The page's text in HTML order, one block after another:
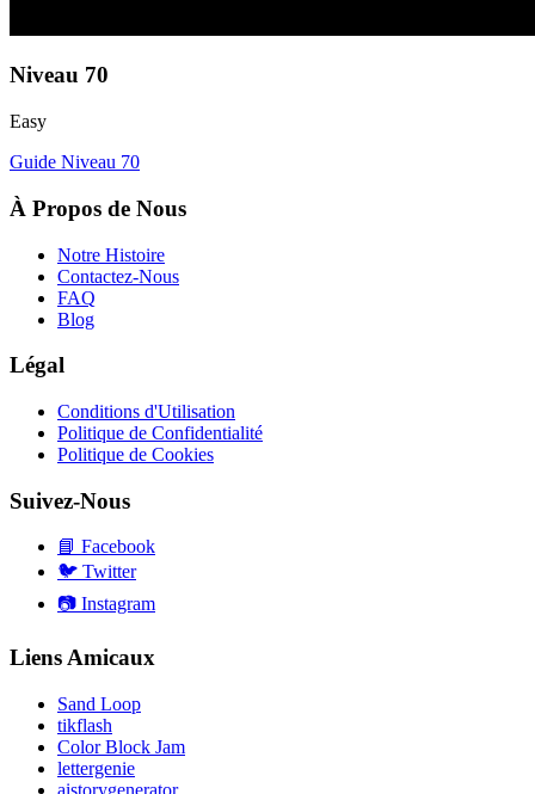
Niveau 70
Easy
Guide Niveau 70
À Propos de Nous
Notre Histoire
Contactez-Nous
FAQ
Blog
Légal
Conditions d'Utilisation
Politique de Confidentialité
Politique de Cookies
Suivez-Nous
📘 Facebook
🐦 Twitter
📷 Instagram
Liens Amicaux
Sand Loop
tikflash
Color Block Jam
lettergenie
aistorygenerator